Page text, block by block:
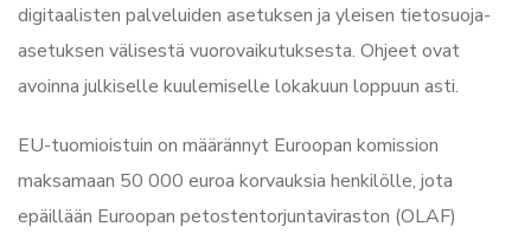
digitaalisten palveluiden asetuksen ja yleisen tietosuoja-
asetuksen välisestä vuorovaikutuksesta. Ohjeet ovat
avoinna julkiselle kuulemiselle lokakuun loppuun asti.
EU-tuomioistuin on määrännyt Euroopan komission
maksamaan 50 000 euroa korvauksia henkilölle, jota
epäillään Euroopan petostentorjuntaviraston (OLAF)